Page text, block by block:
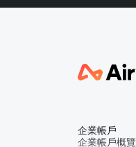
企業帳戶
企業帳戶概覽